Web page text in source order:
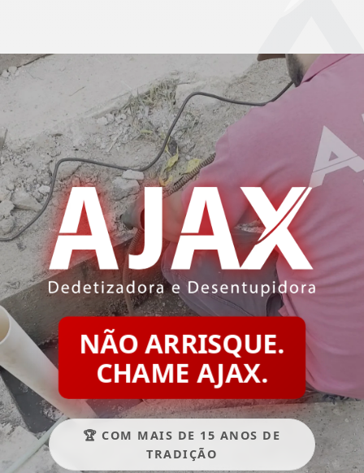
NÃO ARRISQUE.
CHAME AJAX.
🏆 COM MAIS DE 15 ANOS DE
TRADIÇÃO